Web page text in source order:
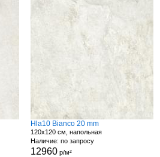
Hla10 Bianco 20 mm
120x120 см, напольная
Наличие: по запросу
12960 р/м²